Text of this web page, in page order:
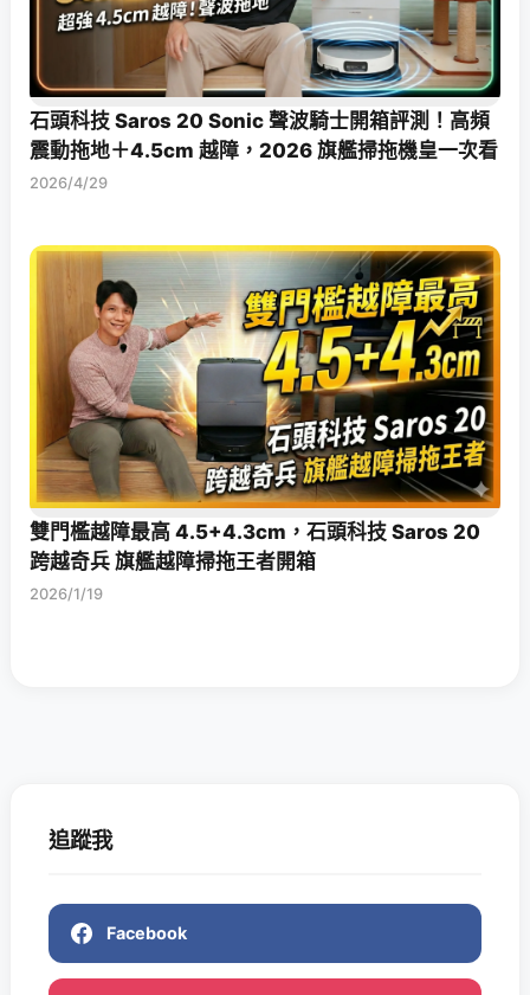
石頭科技 Saros 20 Sonic 聲波騎士開箱評測！高頻
震動拖地＋4.5cm 越障，2026 旗艦掃拖機皇一次看
2026/4/29
雙門檻越障最高 4.5+4.3cm，石頭科技 Saros 20
跨越奇兵 旗艦越障掃拖王者開箱
2026/1/19
追蹤我
Facebook